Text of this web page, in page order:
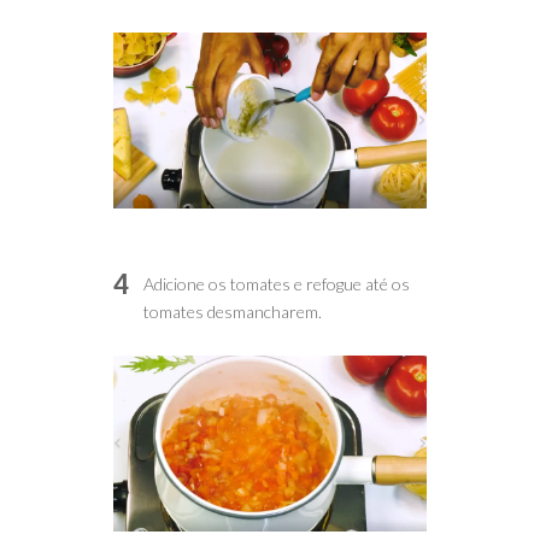
4
Adicione os tomates e refogue até os
tomates desmancharem.